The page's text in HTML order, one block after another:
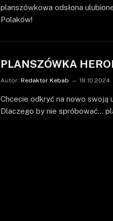
planszówkowa odsłona
Polaków!
PLANSZÓWKA
Autor: Redaktor Kebab 18.10.2024
Chcecie odkryć na nowo swoją
Dlaczego by nie spróbować…